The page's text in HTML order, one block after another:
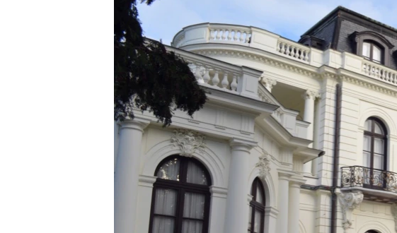
УКРАИНСКАЯ ПРОБЛЕМА КРЫМА